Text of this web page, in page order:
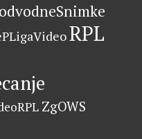
RPL
ZgOWS